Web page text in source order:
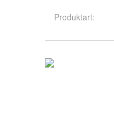
Produktart: